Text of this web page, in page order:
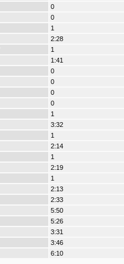
0
0
1
2:28
1
1:41
0
0
0
0
1
3:32
1
2:14
1
2:19
1
2:13
2:33
5:50
5:26
3:31
3:46
6:10